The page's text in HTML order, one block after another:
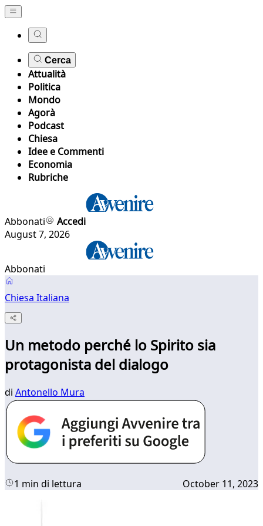
Cerca
Attualità
Politica
Mondo
Agorà
Podcast
Chiesa
Idee e Commenti
Economia
Rubriche
Abbonati
Accedi
August 7, 2026
Abbonati
Chiesa Italiana
Un metodo perché lo Spirito sia
protagonista del dialogo
di Antonello Mura
1 min di lettura October 11, 2023